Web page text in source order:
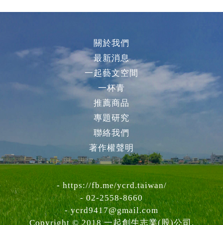
關於我們
最新消息
一起藝文空間
一杯青
推薦商品
專題研究
聯絡我們
著作權聲明
-https://fb.me/ycrd.taiwan/
- 02-2558-8660
-ycrd9417@gmail.com
Copyright © 2018 一起創生志業(股)公司.